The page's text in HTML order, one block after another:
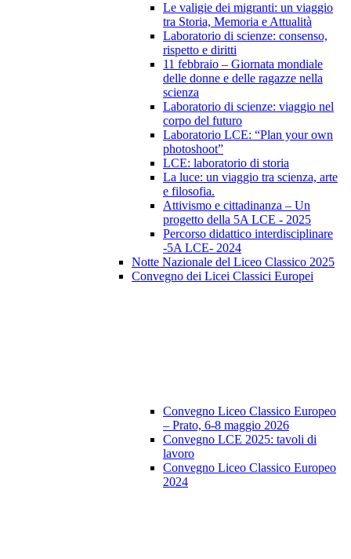
Le valigie dei migranti: un viaggio
tra Storia, Memoria e Attualità
Laboratorio di scienze: consenso,
rispetto e diritti
11 febbraio – Giornata mondiale
delle donne e delle ragazze nella
scienza
Laboratorio di scienze: viaggio nel
corpo del futuro
Laboratorio LCE: “Plan your own
photoshoot”
LCE: laboratorio di storia
La luce: un viaggio tra scienza, arte
e filosofia.
Attivismo e cittadinanza – Un
progetto della 5A LCE - 2025
Percorso didattico interdisciplinare
-5A LCE- 2024
Notte Nazionale del Liceo Classico 2025
Convegno dei Licei Classici Europei
Convegno Liceo Classico Europeo
– Prato, 6-8 maggio 2026
Convegno LCE 2025: tavoli di
lavoro
Convegno Liceo Classico Europeo
2024